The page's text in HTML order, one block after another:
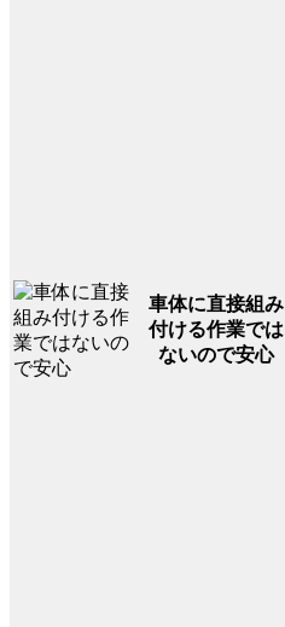
車体に直接組み
付ける作業では
ないので安心